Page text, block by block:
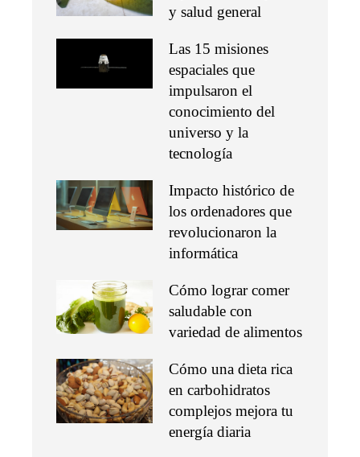
y salud general
Las 15 misiones
espaciales que
impulsaron el
conocimiento del
universo y la
tecnología
Impacto histórico de
los ordenadores que
revolucionaron la
informática
Cómo lograr comer
saludable con
variedad de alimentos
Cómo una dieta rica
en carbohidratos
complejos mejora tu
energía diaria